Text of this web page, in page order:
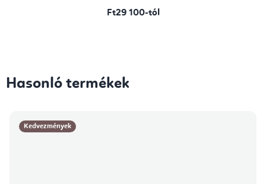
Ft29 100-tól
Hasonló termékek
Kedvezmények